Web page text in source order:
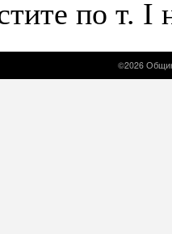
по т. I
©2026